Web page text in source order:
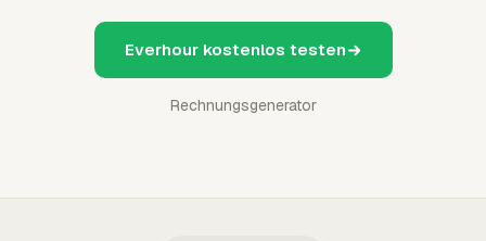
Everhour kostenlos testen
Rechnungsgenerator